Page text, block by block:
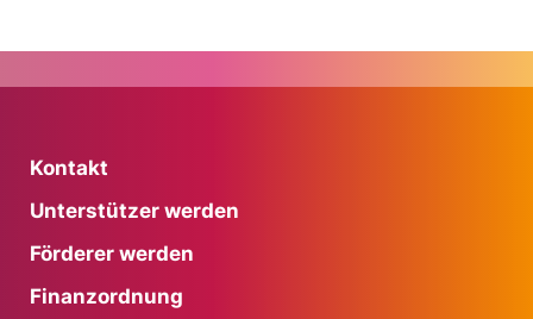
Kontakt
Unterstützer werden
Förderer werden
Finanzordnung